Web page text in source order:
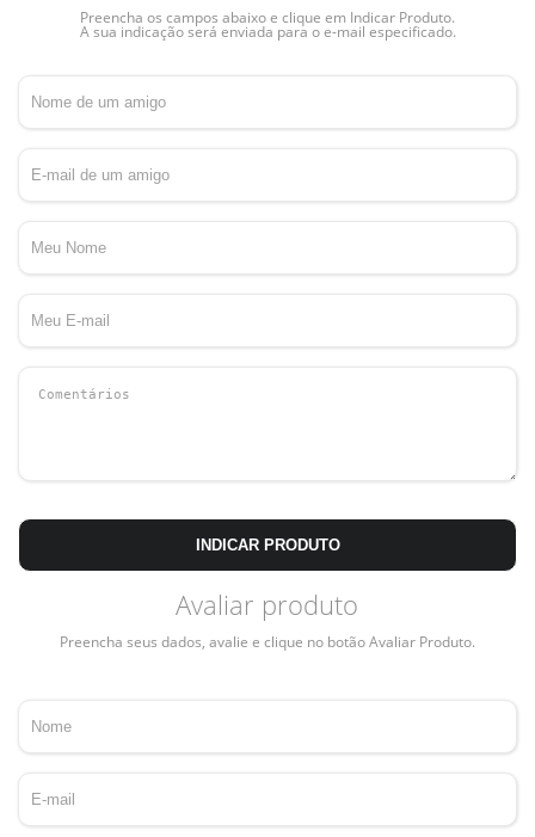
Preencha os campos abaixo e clique em Indicar Produto.
A sua indicação será enviada para o e-mail especificado.
INDICAR PRODUTO
Avaliar produto
Preencha seus dados, avalie e clique no botão Avaliar Produto.